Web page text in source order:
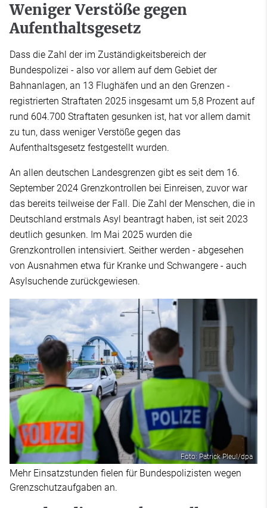
Weniger Verstöße gegen
Aufenthaltsgesetz
Dass die Zahl der im Zuständigkeitsbereich der
Bundespolizei - also vor allem auf dem Gebiet der
Bahnanlagen, an 13 Flughäfen und an den Grenzen -
registrierten Straftaten 2025 insgesamt um 5,8 Prozent auf
rund 604.700 Straftaten gesunken ist, hat vor allem damit
zu tun, dass weniger Verstöße gegen das
Aufenthaltsgesetz festgestellt wurden.
An allen deutschen Landesgrenzen gibt es seit dem 16.
September 2024 Grenzkontrollen bei Einreisen, zuvor war
das bereits teilweise der Fall. Die Zahl der Menschen, die in
Deutschland erstmals Asyl beantragt haben, ist seit 2023
deutlich gesunken. Im Mai 2025 wurden die
Grenzkontrollen intensiviert. Seither werden - abgesehen
von Ausnahmen etwa für Kranke und Schwangere - auch
Asylsuchende zurückgewiesen.
Foto: Patrick Pleul/dpa
Mehr Einsatzstunden fielen für Bundespolizisten wegen
Grenzschutzaufgaben an.